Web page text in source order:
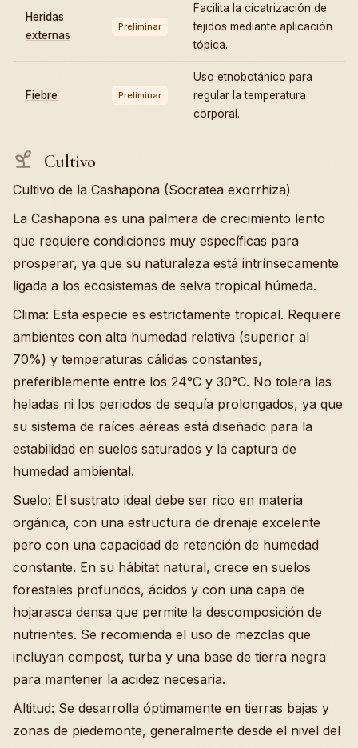
Heridas
externas
Preliminar
Facilita la cicatrización de
tejidos mediante aplicación
tópica.
Fiebre Preliminar
Uso etnobotánico para
regular la temperatura
corporal.
Cultivo
Cultivo de la Cashapona (Socratea exorrhiza)
La Cashapona es una palmera de crecimiento lento
que requiere condiciones muy específicas para
prosperar, ya que su naturaleza está intrínsecamente
ligada a los ecosistemas de selva tropical húmeda.
Clima: Esta especie es estrictamente tropical. Requiere
ambientes con alta humedad relativa (superior al
70%) y temperaturas cálidas constantes,
preferiblemente entre los 24°C y 30°C. No tolera las
heladas ni los periodos de sequía prolongados, ya que
su sistema de raíces aéreas está diseñado para la
estabilidad en suelos saturados y la captura de
humedad ambiental.
Suelo: El sustrato ideal debe ser rico en materia
orgánica, con una estructura de drenaje excelente
pero con una capacidad de retención de humedad
constante. En su hábitat natural, crece en suelos
forestales profundos, ácidos y con una capa de
hojarasca densa que permite la descomposición de
nutrientes. Se recomienda el uso de mezclas que
incluyan compost, turba y una base de tierra negra
para mantener la acidez necesaria.
Altitud: Se desarrolla óptimamente en tierras bajas y
zonas de piedemonte, generalmente desde el nivel del